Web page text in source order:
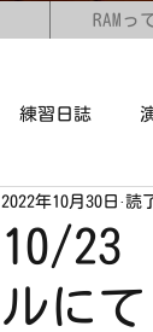
RAMっ
練習日誌
10/23
ルにて
2022年10月30日 読